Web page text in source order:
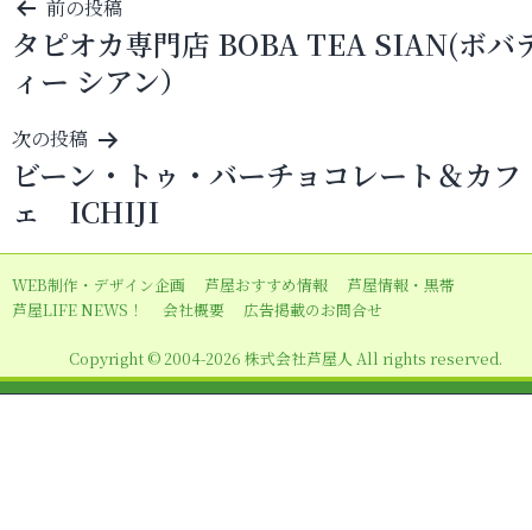
投
稿
ナ
ビ
ゲ
ー
シ
ョ
ン
前の投稿
タピオカ専門店 BOBA TEA SIAN(ボバ
ィー シアン）
次の投稿
ビーン・トゥ・バーチョコレート＆カフ
ェ ICHIJI
WEB制作・デザイン企画 芦屋おすすめ情報
芦屋情報・黒帯
芦屋LIFE NEWS！
会社概要 広告掲載のお問合せ
Copyright © 2004-2026 株式会社芦屋人 All rights reserved.